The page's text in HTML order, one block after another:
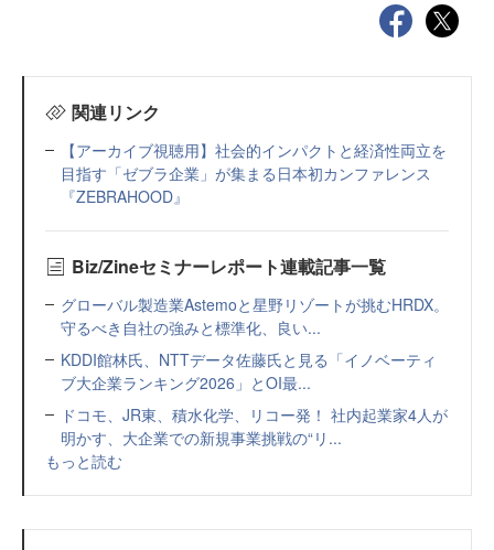
関連リンク
【アーカイブ視聴用】社会的インパクトと経済性両立を
目指す「ゼブラ企業」が集まる日本初カンファレンス
『ZEBRAHOOD』
Biz/Zineセミナーレポート連載記事一覧
グローバル製造業Astemoと星野リゾートが挑むHRDX。
守るべき自社の強みと標準化、良い...
KDDI館林氏、NTTデータ佐藤氏と見る「イノベーティ
ブ大企業ランキング2026」とOI最...
ドコモ、JR東、積水化学、リコー発！ 社内起業家4人が
明かす、大企業での新規事業挑戦の“リ...
もっと読む